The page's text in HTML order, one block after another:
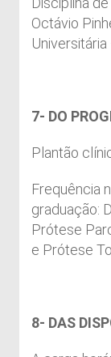
Octávio
7- DO
Plantão
Frequência
graduação:
Prótese
e Prótese
8- DAS